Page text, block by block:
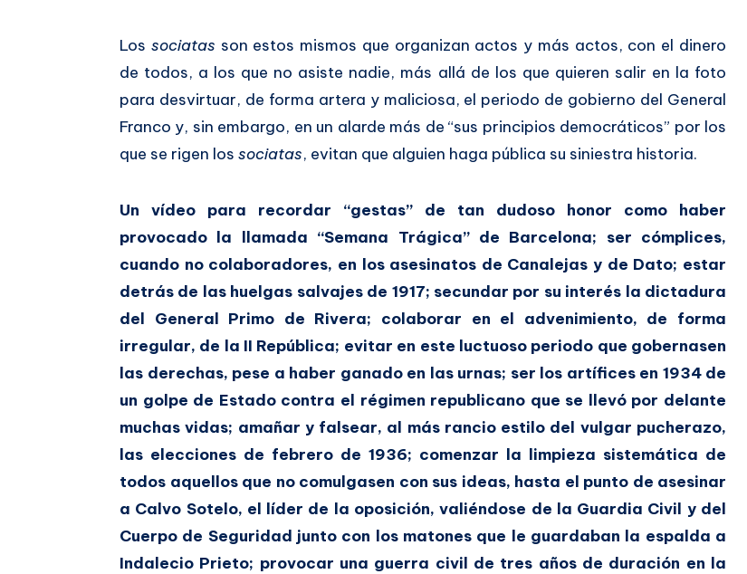
Los sociatas son estos mismos que organizan actos y más actos, con el dinero
de todos, a los que no asiste nadie, más allá de los que quieren salir en la foto
para desvirtuar, de forma artera y maliciosa, el periodo de gobierno del General
Franco y, sin embargo, en un alarde más de “sus principios democráticos” por los
que se rigen los sociatas, evitan que alguien haga pública su siniestra historia.
Un vídeo para recordar “gestas” de tan dudoso honor como haber
provocado la llamada “Semana Trágica” de Barcelona; ser cómplices,
cuando no colaboradores, en los asesinatos de Canalejas y de Dato; estar
detrás de las huelgas salvajes de 1917; secundar por su interés la dictadura
del General Primo de Rivera; colaborar en el advenimiento, de forma
irregular, de la II República; evitar en este luctuoso periodo que gobernasen
las derechas, pese a haber ganado en las urnas; ser los artífices en 1934 de
un golpe de Estado contra el régimen republicano que se llevó por delante
muchas vidas; amañar y falsear, al más rancio estilo del vulgar pucherazo,
las elecciones de febrero de 1936; comenzar la limpieza sistemática de
todos aquellos que no comulgasen con sus ideas, hasta el punto de asesinar
a Calvo Sotelo, el líder de la oposición, valiéndose de la Guardia Civil y del
Cuerpo de Seguridad junto con los matones que le guardaban la espalda a
Indalecio Prieto; provocar una guerra civil de tres años de duración en la